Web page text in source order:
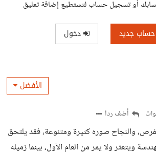
أو تسجيل حساب لتستطيع إضافة تعليق
حساب جديد دخول
الأفضل
أضف ردا
والنجاح صوره كثيرة ومتنوعة، فقد يلتحق
ويتعثر ولا يمر من العام الأول، بينما زميله